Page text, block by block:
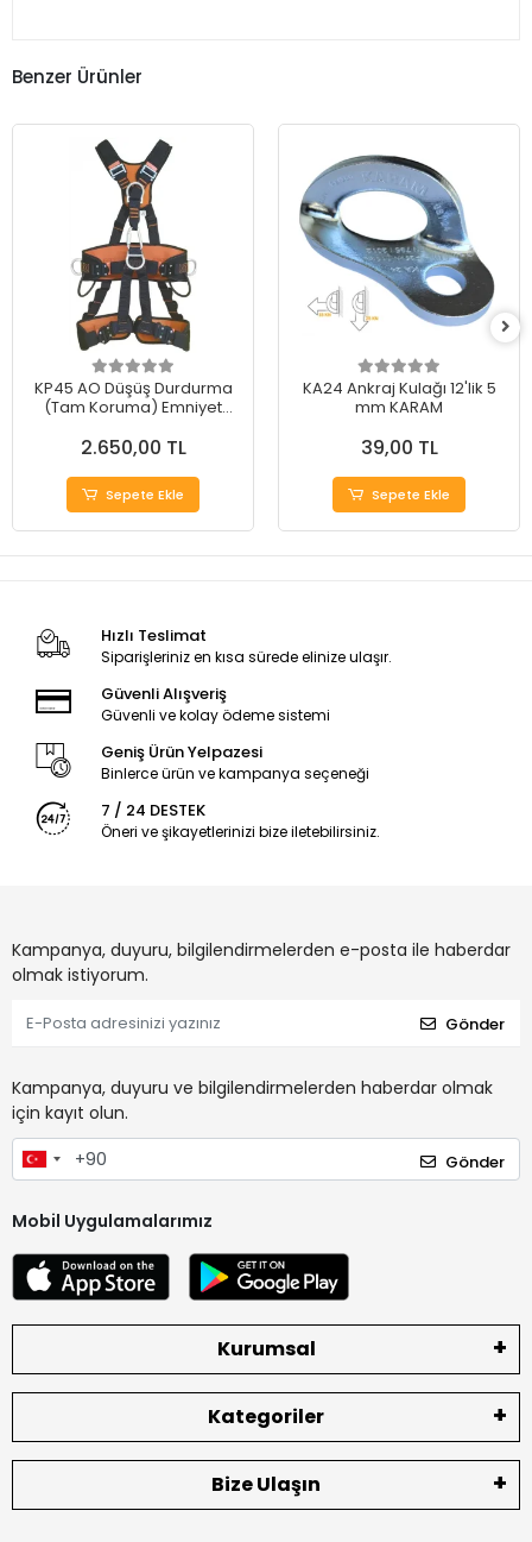
Benzer Ürünler
KP45 AO Düşüş Durdurma
(Tam Koruma) Emniyet
2.650,00 TL
Sepete Ekle
KA24 Ankraj Kulağı 12'lik 5
mm KARAM
39,00 TL
Sepete Ekle
Hızlı Teslimat
Siparişleriniz en kısa sürede elinize ulaşır.
Güvenli Alışveriş
Güvenli ve kolay ödeme sistemi
Geniş Ürün Yelpazesi
Binlerce ürün ve kampanya seçeneği
7 / 24 DESTEK
Öneri ve şikayetlerinizi bize iletebilirsiniz.
Kampanya, duyuru, bilgilendirmelerden e-posta ile haberdar
olmak istiyorum.
Gönder
Kampanya, duyuru ve bilgilendirmelerden haberdar olmak
için kayıt olun.
Gönder
Mobil Uygulamalarımız
Kurumsal
Kategoriler
Bize Ulaşın